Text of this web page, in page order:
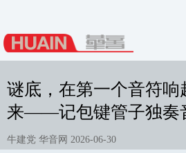
谜底，在第一个音符响
来——记包键管子独奏
牛建党 华音网 2026-06-30